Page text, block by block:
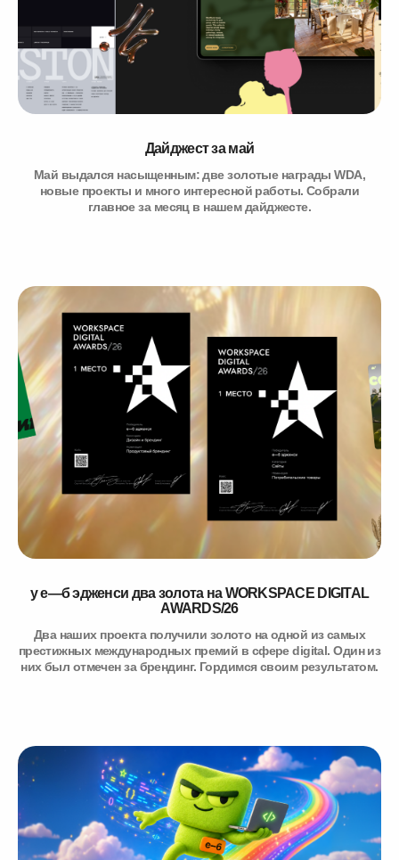
Дайджест за май
Май выдался насыщенным: две золотые награды WDA,
новые проекты и много интересной работы. Собрали
главное за месяц в нашем дайджесте.
у е—б эдженси два золота на WORKSPACE DIGITAL
AWARDS/26
Два наших проекта получили золото на одной из самых
престижных международных премий в сфере digital. Один из
них был отмечен за брендинг. Гордимся своим результатом.